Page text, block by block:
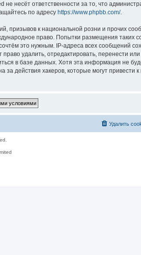
несёт ответственности за то, что
по адресу https://www.phpbb.com/.
призывов к национальной розни и прочих
право. Попытки размещения таких
это нужным. IP-адреса всех сообщений
удалить, отредактировать, перенести
в базе данных. Хотя эта информация не
действия хакеров, которые могут привести
Удалить